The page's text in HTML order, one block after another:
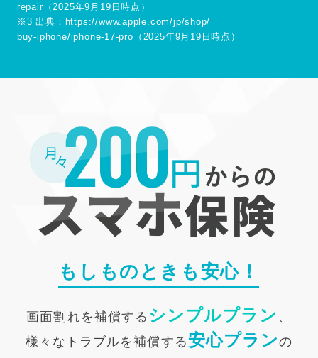
repair（2025年9月19日時点）
※3 出典：https://www.apple.com/jp/shop/
buy-iphone/iphone-17-pro（2025年9月19日時点）
もしものときも安心！
画面割れを補償する シンプルプラン 、
様々なトラブルを補償する安心プランの